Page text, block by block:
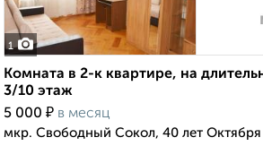
1
Комната в 2-к квартире, на
3/10 этаж
5 000 ₽ в месяц
мкр. Свободный Сокол, 40 лет Октября